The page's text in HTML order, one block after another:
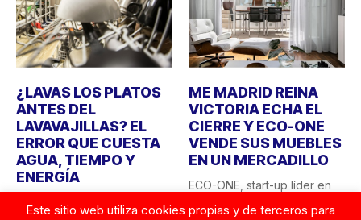
¿LAVAS LOS PLATOS
ANTES DEL
LAVAVAJILLAS? EL
ERROR QUE CUESTA
AGUA, TIEMPO Y
ENERGÍA
ME MADRID REINA
VICTORIA ECHA EL
CIERRE Y ECO-ONE
VENDE SUS MUEBLES
EN UN MERCADILLO
ECO-ONE, start-up líder en
Este sitio web utiliza cookies propias y de terceros para